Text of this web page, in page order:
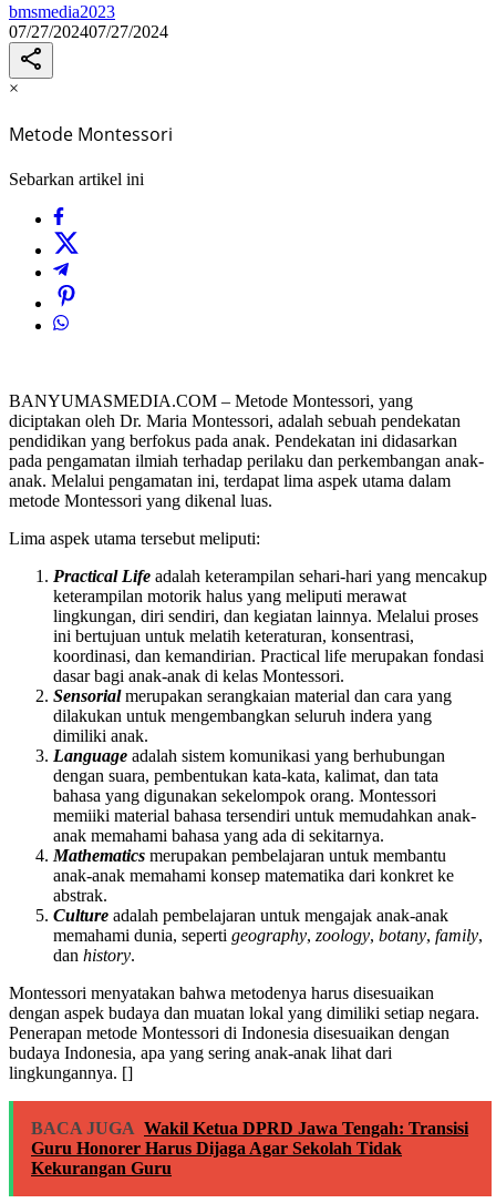
bmsmedia2023
07/27/202407/27/2024
×
Metode Montessori
Sebarkan artikel ini
BANYUMASMEDIA.COM – Metode Montessori, yang
diciptakan oleh Dr. Maria Montessori, adalah sebuah pendekatan
pendidikan yang berfokus pada anak. Pendekatan ini didasarkan
pada pengamatan ilmiah terhadap perilaku dan perkembangan anak-
anak. Melalui pengamatan ini, terdapat lima aspek utama dalam
metode Montessori yang dikenal luas.
Lima aspek utama tersebut meliputi:
Practical Life adalah keterampilan sehari-hari yang mencakup
keterampilan motorik halus yang meliputi merawat
lingkungan, diri sendiri, dan kegiatan lainnya. Melalui proses
ini bertujuan untuk melatih keteraturan, konsentrasi,
koordinasi, dan kemandirian. Practical life merupakan fondasi
dasar bagi anak-anak di kelas Montessori.
Sensorialmerupakan serangkaian material dan cara yang
dilakukan untuk mengembangkan seluruh indera yang
dimiliki anak.
Language adalah sistem komunikasi yang berhubungan
dengan suara, pembentukan kata-kata, kalimat, dan tata
bahasa yang digunakan sekelompok orang. Montessori
memiiki material bahasa tersendiri untuk memudahkan anak-
anak memahami bahasa yang ada di sekitarnya.
Mathematics merupakan pembelajaran untuk membantu
anak-anak memahami konsep matematika dari konkret ke
abstrak.
Culture adalah pembelajaran untuk mengajak anak-anak
memahami dunia, seperti geography, zoology, botany, family,
dan history.
Montessori menyatakan bahwa metodenya harus disesuaikan
dengan aspek budaya dan muatan lokal yang dimiliki setiap negara.
Penerapan metode Montessori di Indonesia disesuaikan dengan
budaya Indonesia, apa yang sering anak-anak lihat dari
lingkungannya. []
BACA JUGA Wakil Ketua DPRD Jawa Tengah: Transisi
Guru Honorer Harus Dijaga Agar Sekolah Tidak
Kekurangan Guru